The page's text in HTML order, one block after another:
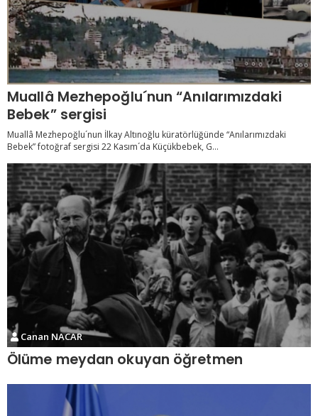
Muallâ Mezhepoğlu´nun “Anılarımızdaki
Bebek” sergisi
Muallâ Mezhepoğlu´nun İlkay Altınoğlu küratörlüğünde “Anılarımızdaki
Bebek” fotoğraf sergisi 22 Kasım´da Küçükbebek, G...
Canan NACAR
Ölüme meydan okuyan öğretmen